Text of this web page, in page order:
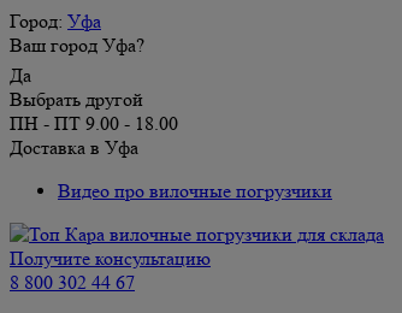
Город: Уфа
Ваш город Уфа?
Да
Выбрать другой
ПН - ПТ 9.00 - 18.00
Доставка в Уфа
Видео про вилочные погрузчики
Получите консультацию
8 800 302 44 67